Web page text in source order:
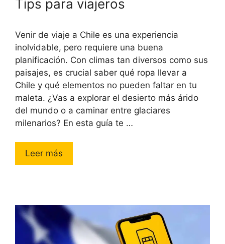
Tips para viajeros
Venir de viaje a Chile es una experiencia
inolvidable, pero requiere una buena
planificación. Con climas tan diversos como sus
paisajes, es crucial saber qué ropa llevar a
Chile y qué elementos no pueden faltar en tu
maleta. ¿Vas a explorar el desierto más árido
del mundo o a caminar entre glaciares
milenarios? En esta guía te …
Leer más